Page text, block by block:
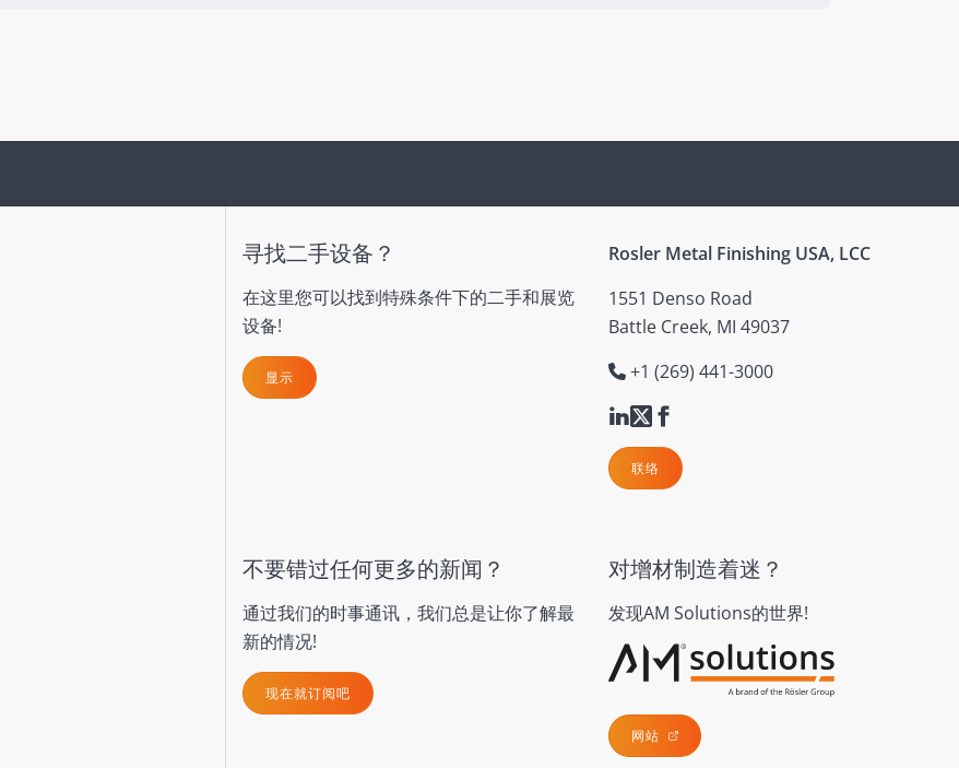
Rosler Metal Finishing USA, LCC
1551 Denso Road
Battle Creek, MI 49037
+1 (269) 441-3000
联络
寻找二手设备？
在这里您可以找到特殊条件下的二手和展览
设备!
显示
不要错过任何更多的新闻？
通过我们的时事通讯，我们总是让你了解最
新的情况!
现在就订阅吧
对增材制造着迷？
发现AM Solutions的世界!
网站